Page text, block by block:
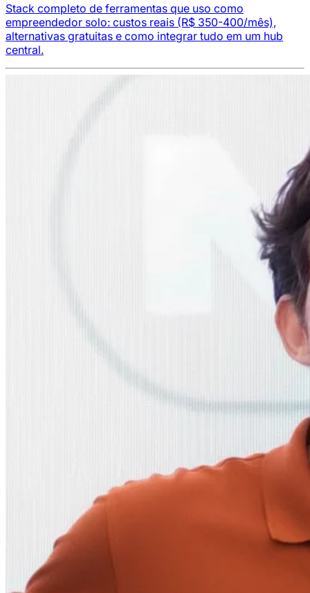
Stack completo de ferramentas que uso como
empreendedor solo: custos reais (R$ 350-400/mês),
alternativas gratuitas e como integrar tudo em um hub
central.